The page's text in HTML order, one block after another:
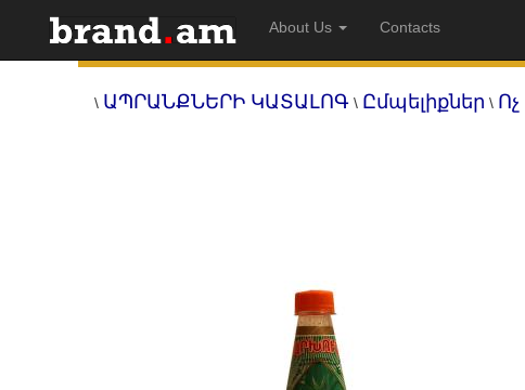
About Us Contacts
\ ԱՊՐԱՆՔՆԵՐԻ ԿԱՏԱԼՈԳ \ Ըմպելիքներ \